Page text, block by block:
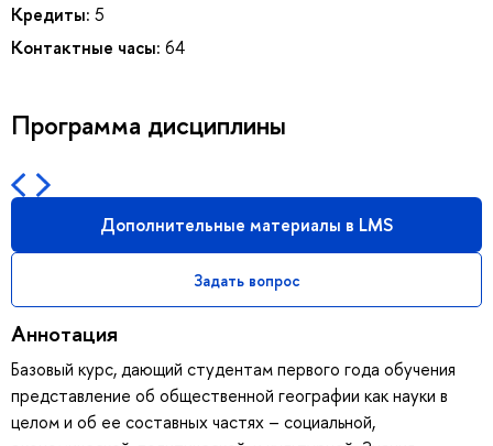
Кредиты: 5
Контактные часы: 64
Программа дисциплины
Дополнительные материалы в LMS
Задать вопрос
Аннотация
Базовый курс, дающий студентам первого года обучения
представление об общественной географии как науки в
целом и об ее составных частях – социальной,